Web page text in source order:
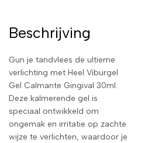
Beschrijving
Gun je tandvlees de ultieme
verlichting met Heel Viburgel
Gel Calmante Gingival 30ml.
Deze kalmerende gel is
speciaal ontwikkeld om
ongemak en irritatie op zachte
wijze te verlichten, waardoor je